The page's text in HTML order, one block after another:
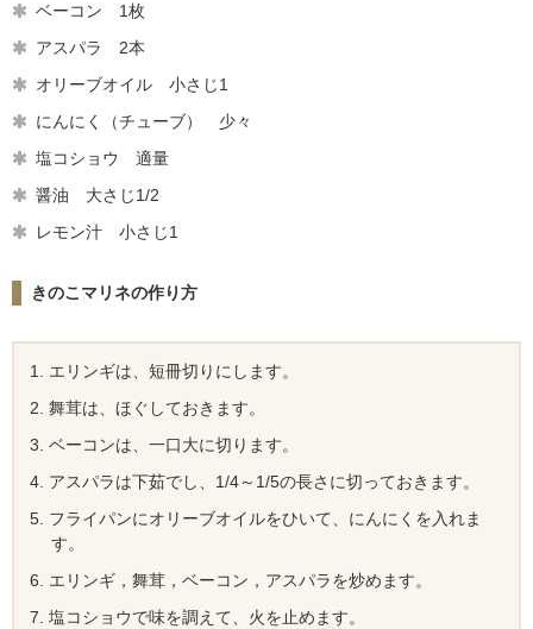
ベーコン 1枚
アスパラ 2本
オリーブオイル 小さじ1
にんにく（チューブ） 少々
塩コショウ 適量
醤油 大さじ1/2
レモン汁 小さじ1
きのこマリネの作り方
エリンギは、短冊切りにします。
舞茸は、ほぐしておきます。
ベーコンは、一口大に切ります。
アスパラは下茹でし、1/4～1/5の長さに切っておきます。
フライパンにオリーブオイルをひいて、にんにくを入れま
す。
エリンギ，舞茸，ベーコン，アスパラを炒めます。
塩コショウで味を調えて、火を止めます。